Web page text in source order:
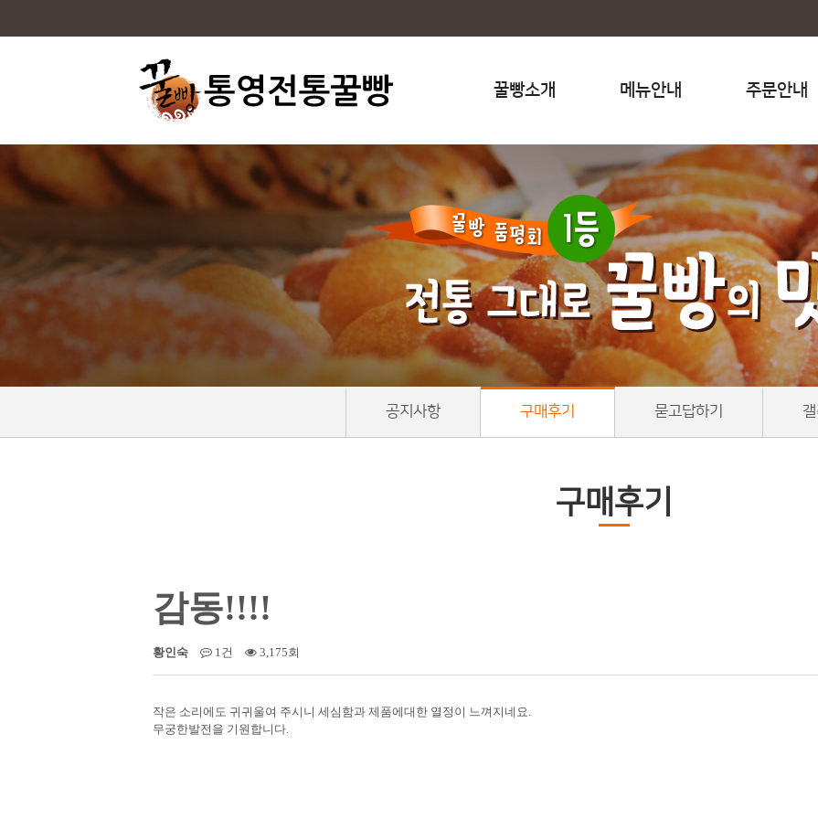
꿀빵소개 메뉴안내 주문안내
공지사항 구매후기 묻고답하기
구매후기
감동!!!!
황인숙 1건 3,175회
작은 소리에도 귀귀울여 주시니 세심함과 제품에대한 열정이 느껴지네요.
무궁한발전을 기원합니다.